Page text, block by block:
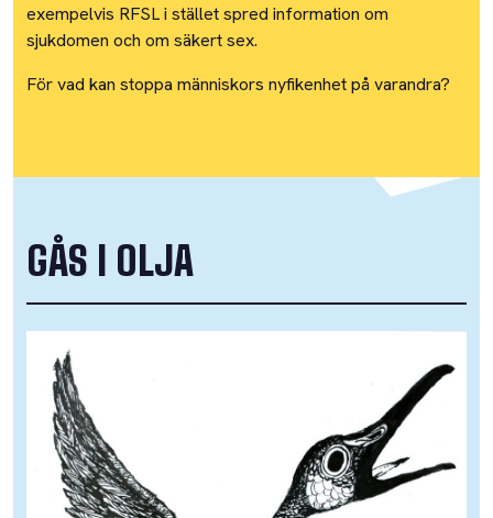
exempelvis RFSL i stället spred information om
sjukdomen och om säkert sex.
För vad kan stoppa människors nyfikenhet på varandra?
GÅS I OLJA